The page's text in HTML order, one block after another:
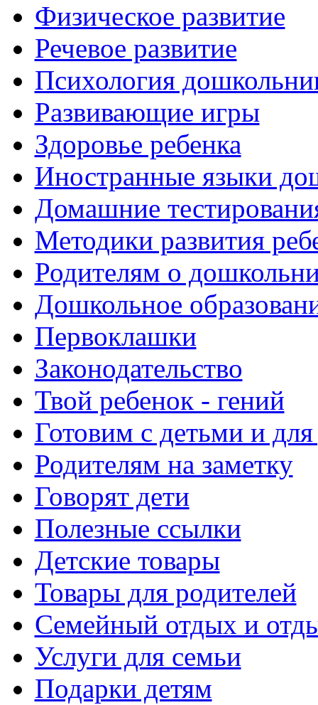
Физическое развитие
Речевое развитие
Психология
Развивающие игры
Здоровье ребенка
Иностранные языки
Домашние
Методики развития
Родителям о
Дошкольное
Первоклашки
Законодательство
Твой ребенок - гений
Готовим с детьми и для
Родителям на заметку
Говорят дети
Полезные ссылки
Детские товары
Товары для родителей
Семейный отдых и
Услуги для семьи
Подарки детям